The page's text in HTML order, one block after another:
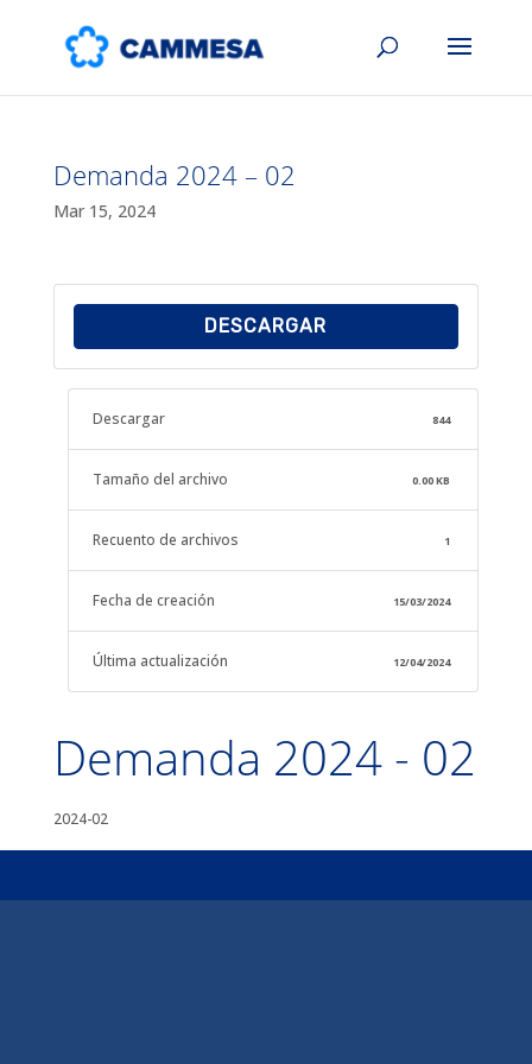
Demanda 2024 – 02
Mar 15, 2024
DESCARGAR
Descargar 844
Tamaño del archivo 0.00 KB
Recuento de archivos 1
Fecha de creación 15/03/2024
Última actualización 12/04/2024
Demanda 2024 - 02
2024-02